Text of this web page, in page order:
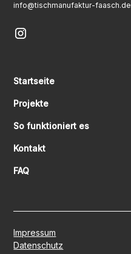
info@tischmanufaktur-faasch.de
Startseite
Projekte
So funktioniert es
Kontakt
FAQ
Impressum
Datenschutz